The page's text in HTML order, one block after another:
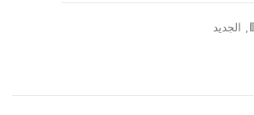
, الجديد